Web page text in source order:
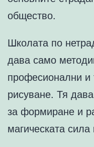
общество.
Школата по
дава само
професионални и
рисуване. Тя
за формиране и
магическата сила